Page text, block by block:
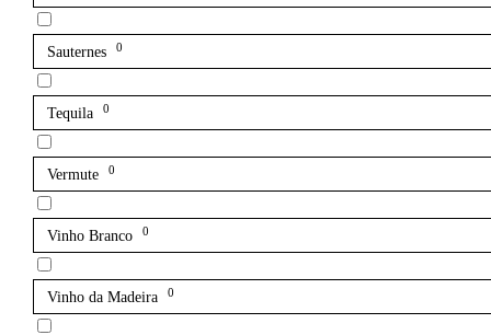
Sauternes 0
Tequila 0
Vermute 0
Vinho Branco 0
Vinho da Madeira 0